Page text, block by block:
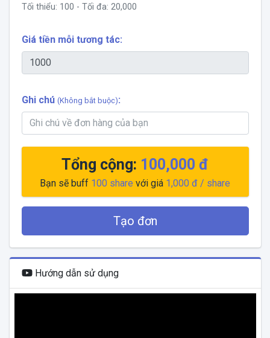
Tối thiểu: 100 - Tối đa: 20,000
Giá tiền mỗi tương tác:
Ghi chú (Không bắt buộc):
Tổng cộng: 100,000 đ
Bạn sẽ buff 100 share với giá 1,000 đ / share
Tạo đơn
Hướng dẫn sử dụng